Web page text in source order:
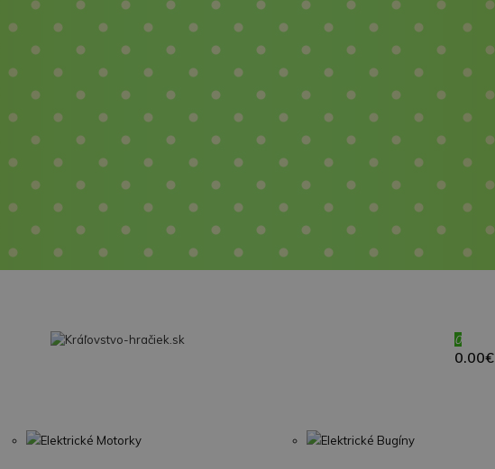
0
0.00€
Elektrické Motorky Elektrické Bugíny